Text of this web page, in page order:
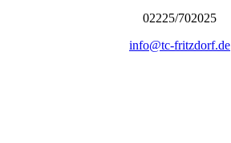
02225/702025
info@tc-fritzdorf.de